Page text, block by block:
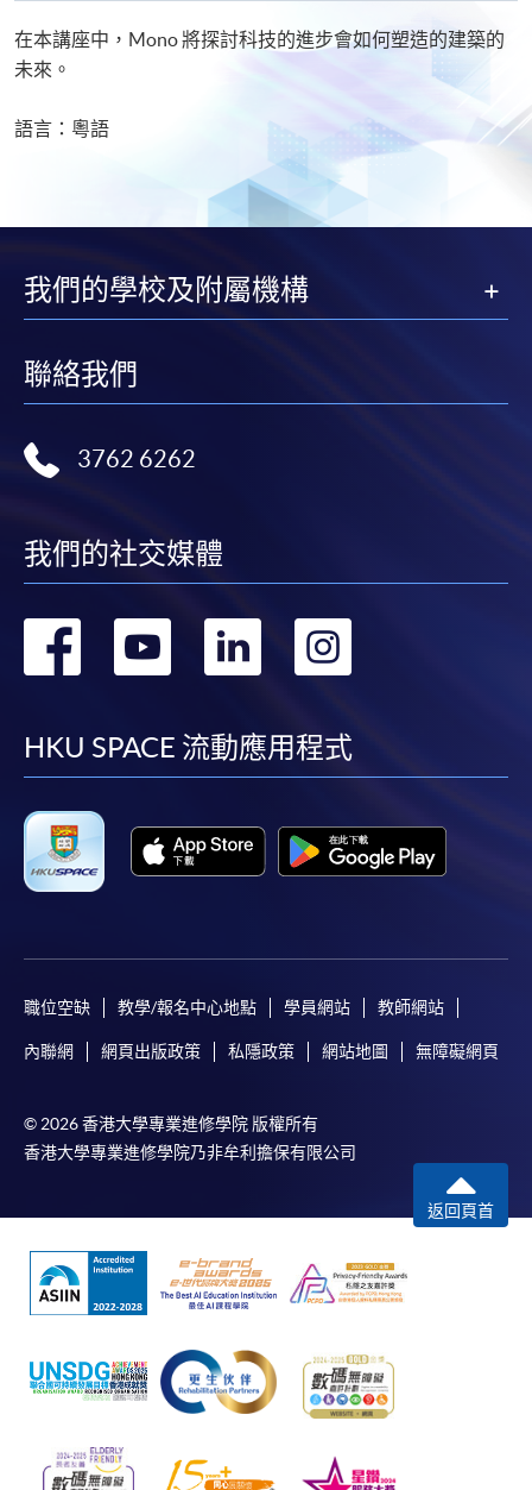
在本講座中，Mono 將探討科技的進步會如何塑造的建築的
未來。
語言：粵語
我們的學校及附屬機構
聯絡我們
3762 6262
我們的社交媒體
轉
facebook
轉
youtube
轉
linkedin
HKU SPACE 流動應用程式
職位空缺 教學/報名中心地點 學員網站 教師網站
內聯網 網頁出版政策 私隱政策 網站地圖 無障礙網頁
© 2026 香港大學專業進修學院 版權所有
香港大學專業進修學院乃非牟利擔保有限公司
返回頁首